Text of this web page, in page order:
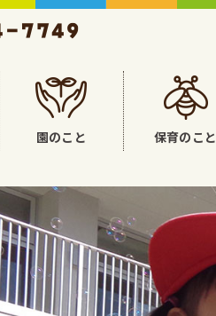
園のこと 保育のこと